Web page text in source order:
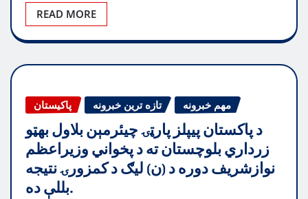
READ MORE
پاکیستان تازه ترین خبرونه مهم خبرونه
د پاکستان پيپلز پارټۍ چيئرمېن بلاول بهټو
زرداري بلوچستان ته د پخواني وزيراعظم
نوازشريف دوره د (ن) ليګ د کمزورۍ نتيجه
بللې ده.